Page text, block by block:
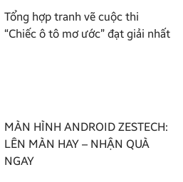
Tổng hợp tranh vẽ cuộc thi
“Chiếc ô tô mơ ước” đạt giải nhất
MÀN HÌNH ANDROID ZESTECH:
LÊN MÀN HAY – NHẬN QUÀ
NGAY